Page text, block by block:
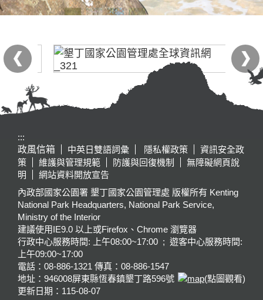
:::
政風信箱
中英日雙語詞彙 隱私權政策
資訊安全政
策
維護與管理規範 防護與回復機制
無障礙網頁說
明
網站資料開放宣告
內政部國家公園署 墾丁國家公園管理處 版權所有 Kenting
National Park Headquarters, National Park Service,
Ministry of the Interior
建議使用IE9.0 以上或Firefox、Chrome 瀏覽器
行政中心服務時間: 上午08:00~17:00 ; 遊客中心服務時間:
上午09:00~17:00
電話：08-886-1321 傳真：08-886-1547
地址：946008屏東縣恆春鎮墾丁路596號
(點圖觀看)
更新日期： 115-08-07